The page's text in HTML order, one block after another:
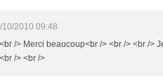
10/2010 09:48
/> Merci beaucoup<br /> <br /> <br />
/> <br />